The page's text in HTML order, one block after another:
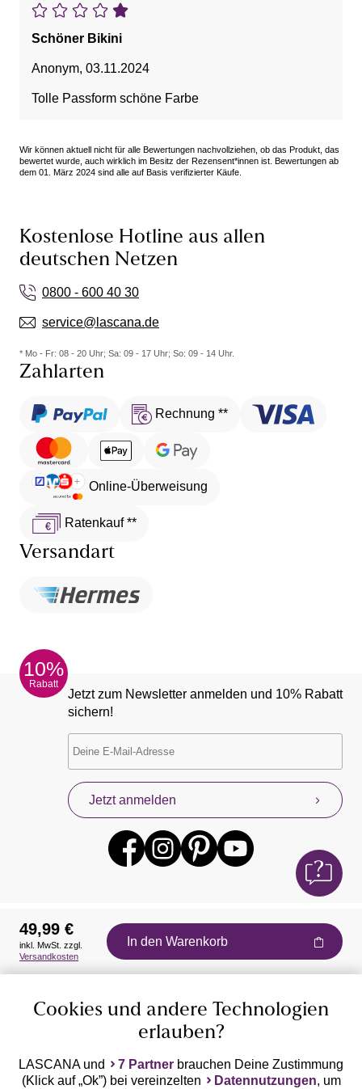
Schöner Bikini
Anonym, 03.11.2024
Tolle Passform schöne Farbe
Wir können aktuell nicht für alle Bewertungen nachvollziehen, ob das Produkt, das
bewertet wurde, auch wirklich im Besitz der Rezensent*innen ist. Bewertungen ab
dem 01. März 2024 sind alle auf Basis verifizierter Käufe.
Kostenlose Hotline aus allen
deutschen Netzen
0800 - 600 40 30
service@lascana.de
* Mo - Fr: 08 - 20 Uhr; Sa: 09 - 17 Uhr; So: 09 - 14 Uhr.
Zahlarten
Rechnung **
Online-Überweisung
Ratenkauf **
Versandart
10%
Rabatt
Jetzt zum Newsletter anmelden und 10% Rabatt
sichern!
Jetzt anmelden
Auszeichnungen
49,99 €
inkl. MwSt. zzgl.
Versandkosten
In den Warenkorb
Cookies und andere Technologien
erlauben?
LASCANA und 7 Partner brauchen Deine Zustimmung
(Klick auf „Ok”) bei vereinzelten
Datennutzungen, um